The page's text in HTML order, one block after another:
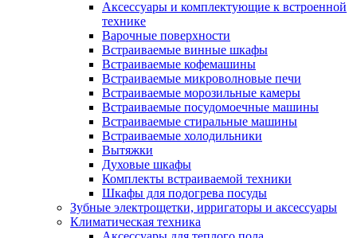
Аксессуары и комплектующие к встроенной
технике
Варочные поверхности
Встраиваемые винные шкафы
Встраиваемые кофемашины
Встраиваемые микроволновые печи
Встраиваемые морозильные камеры
Встраиваемые посудомоечные машины
Встраиваемые стиральные машины
Встраиваемые холодильники
Вытяжки
Духовые шкафы
Комплекты встраиваемой техники
Шкафы для подогрева посуды
Зубные электрощетки, ирригаторы и аксессуары
Климатическая техника